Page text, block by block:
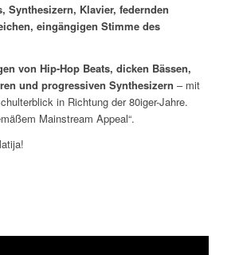
Synthesizern, Klavier, federnden
eingängigen Stimme des
von Hip-Hop Beats, dicken Bässen,
und progressiven Synthesizern – mit
in Richtung der 80iger-Jahre.
Mainstream Appeal“.